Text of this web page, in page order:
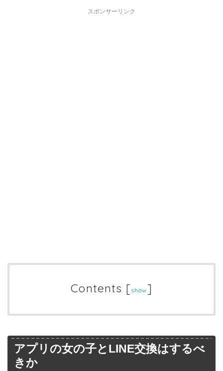
スポンサーリンク
Contents [show]
アプリの女の子とLINE交換はするべ
きか